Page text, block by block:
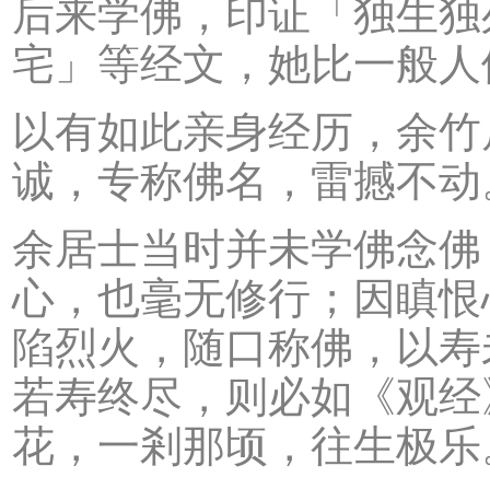
后来学佛，印证「独生
宅」等经文，她比一般
以有如此亲身经历，余
诚，专称佛名，雷撼不
余居士当时并未学佛念
心，也毫无修行；因瞋
陷烈火，随口称佛，以
若寿终尽，则必如《观
花，一剎那顷，往生极